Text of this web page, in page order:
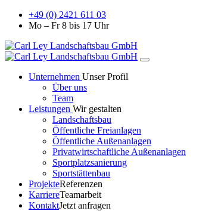
+49 (0) 2421 611 03
Mo – Fr 8 bis 17 Uhr
Unternehmen Unser Profil
Über uns
Team
Leistungen Wir gestalten
Landschaftsbau
Öffentliche Freianlagen
Öffentliche Außenanlagen
Privatwirtschaftliche Außenanlagen
Sportplatzsanierung
Sportstättenbau
ProjekteReferenzen
KarriereTeamarbeit
KontaktJetzt anfragen